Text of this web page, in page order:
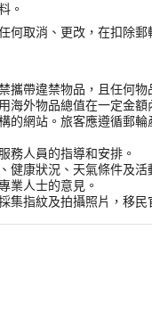
。
何取消、更改，在扣除
攜帶違禁物品，且任何物
海外物品總值在一定金
的網站。旅客應遵循郵
務人員的指導和安排。
健康狀況、天氣條件及
業人士的意見。
集指紋及拍攝照片，移